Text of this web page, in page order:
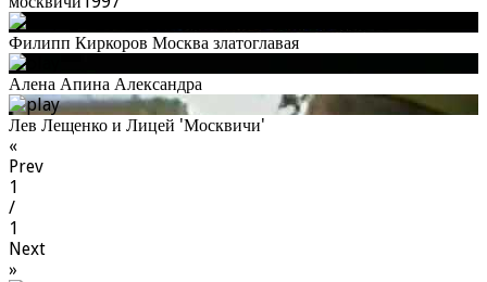
Филипп Киркоров Москва златоглавая
Алена Апина Александра
Лев Лещенко и Лицей 'Москвичи'
«
Prev
1
/
1
Next
»